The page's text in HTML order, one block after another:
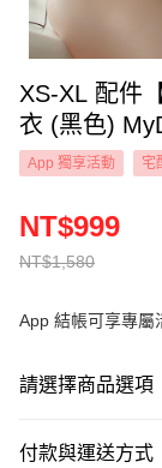
XS-XL 配件
衣 (黑色)
App 獨享活動 宅
NT$1,580
NT$999
App 結帳可享專屬
請選擇商品選項
付款與運送方式